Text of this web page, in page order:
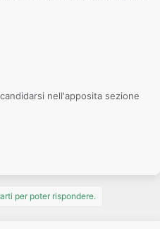
nell'apposita sezione
per poter rispondere.